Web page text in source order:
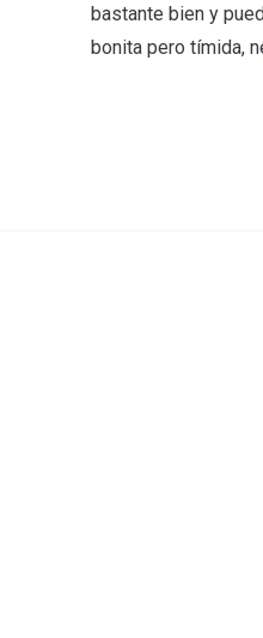
bastante bien y
bonita pero tímida,